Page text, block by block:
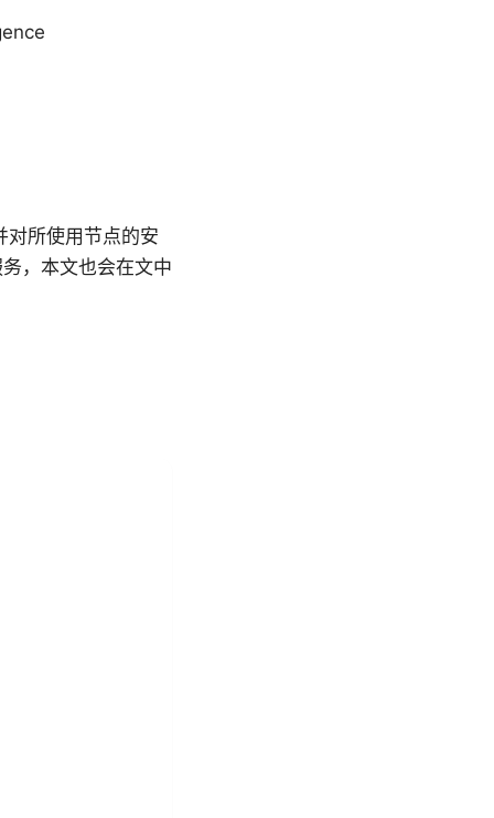
对所使用节点的安
，本文也会在文中